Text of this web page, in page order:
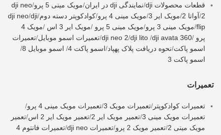
قطعات محصولات dji /نمایندگی dji در ایران /مویک مینی 5 پرو /
dji neo
2
/آواتا 2 /مویک ایر 3 /مویک مینی 4 پرو /کوادکوپتر دسته دوم/
dji neo/dji
flip
/مویک مینی 3 پرو /مویک مینی 5 پرو /مویک ایر 3 اس /
مویک 4
پرو /
dji neo 2/dji lito /dji avata 360
/تعمیرات اسمو موبایل/تعمیرات
اسمو پاکت/نحوه دریافت پلاک پهپاد/اسمو پاکت 4 / اسمو موبایل 8
/
اسمو پاکت 3
تعمیرات
تعمیرات کوادکوپتر /تعمیرات مویک 3 /تعمیرات مویک مینی 4 پرو
/
تعمیرات مویک مینی 3
/تعمیر مویک ایر 2 /تعمیر مویک ایر 2 اس /تعمیر
مویک مینی 2
/تعمیر مویک 2 پرو /تعمیرات dji neo /
تعمیرات فانتوم 4